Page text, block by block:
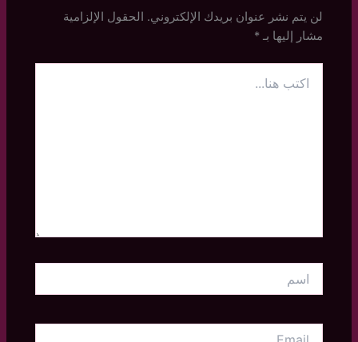
لن يتم نشر عنوان بريدك الإلكتروني.
الحقول الإلزامية
مشار إليها بـ*
هنا...